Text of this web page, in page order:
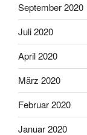
September 2020
Juli 2020
April 2020
März 2020
Februar 2020
Januar 2020